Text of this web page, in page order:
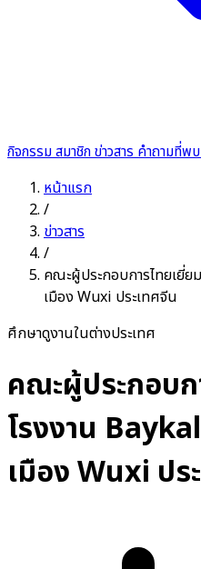
กิจกรรมสมาชิกข่าวสารคำถามที่พ
หน้าแรก
/
ข่าวสาร
/
คณะผู้ประกอบการไทยเยี่
เมือง Wuxi ประเทศจีน
ศึกษาดูงานในต่างประเทศ
คณะผู้ประกอบ
โรงงาน
เมือง Wuxi ปร